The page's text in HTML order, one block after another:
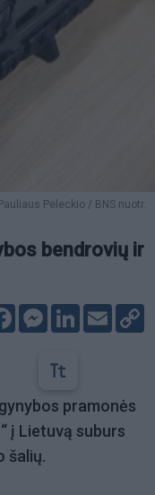
Peleckio / BNS nuotr.
bendrovių ir
FacebookMessenger
LinkedIn
Email
pramonės
į Lietuvą suburs
šalių.